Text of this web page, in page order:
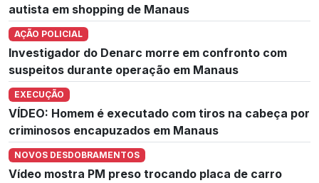
autista em shopping de Manaus
AÇÃO POLICIAL
Investigador do Denarc morre em confronto com
suspeitos durante operação em Manaus
EXECUÇÃO
VÍDEO: Homem é executado com tiros na cabeça por
criminosos encapuzados em Manaus
NOVOS DESDOBRAMENTOS
Vídeo mostra PM preso trocando placa de carro